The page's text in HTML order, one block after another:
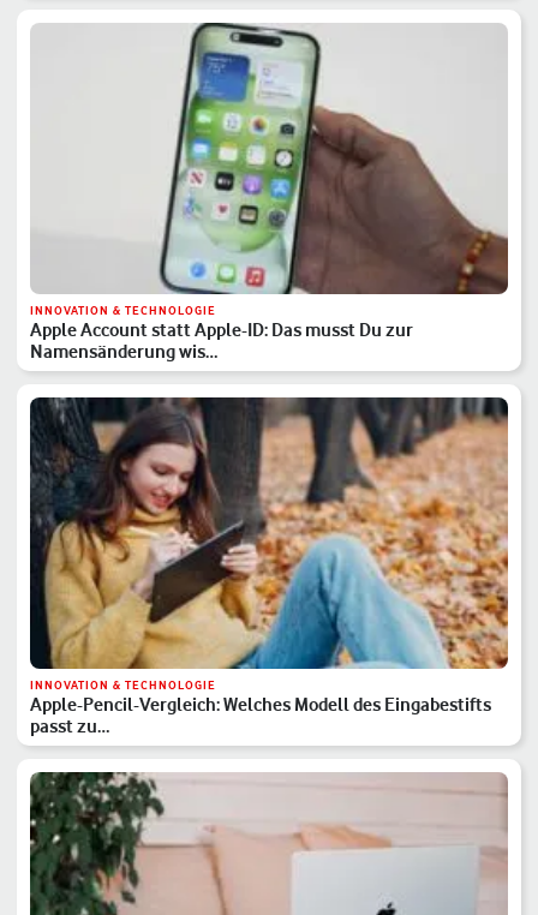
INNOVATION & TECHNOLOGIE
Apple Account statt Apple-ID: Das musst Du zur
Namensänderung wis…
INNOVATION & TECHNOLOGIE
Apple-Pencil-Vergleich: Welches Modell des Eingabestifts
passt zu…